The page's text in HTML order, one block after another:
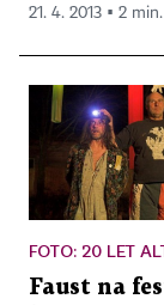
21. 4. 2013 ▪ 2
FOTO: 20 LET
Faust na